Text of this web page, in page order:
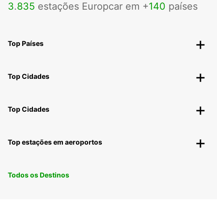
3.835 estações Europcar em +140 países
Top Países
Top Cidades
Top Cidades
Top estações em aeroportos
Todos os Destinos